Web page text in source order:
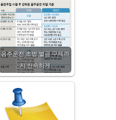
음주운전 초범 벌금 구제까
지 신속하게